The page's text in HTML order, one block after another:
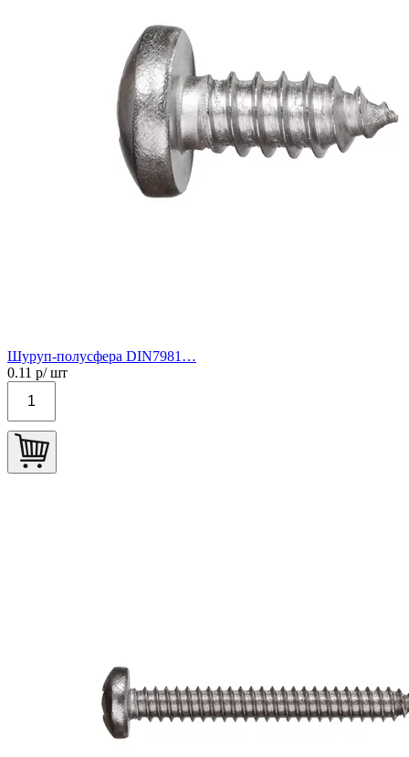
Шуруп-полусфера DIN7981…
0.11 р/ шт